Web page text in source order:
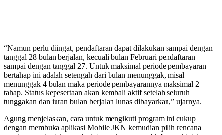
“Namun perlu diingat, pendaftaran dapat dilakukan sampai dengan
tanggal 28 bulan berjalan, kecuali bulan Februari pendaftaran
sampai dengan tanggal 27. Untuk maksimal periode pembayaran
bertahap ini adalah setengah dari bulan menunggak, misal
menunggak 4 bulan maka periode pembayarannya maksimal 2
tahap. Status kepesertaan akan kembali aktif setelah seluruh
tunggakan dan iuran bulan berjalan lunas dibayarkan,” ujarnya.
Agung menjelaskan, cara untuk mengikuti program ini cukup
dengan membuka aplikasi Mobile JKN kemudian pilih rencana